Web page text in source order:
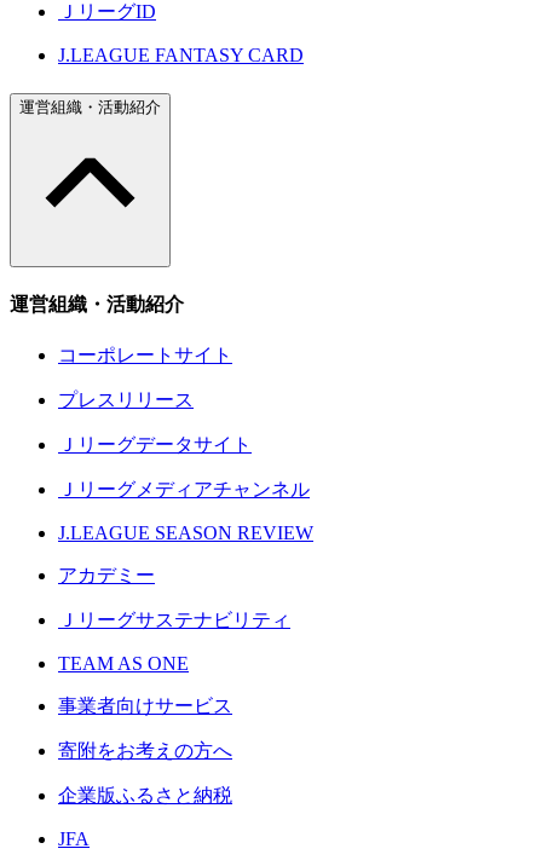
ＪリーグID
J.LEAGUE FANTASY CARD
運営組織・活動紹介
運営組織・活動紹介
コーポレートサイト
プレスリリース
Ｊリーグデータサイト
Ｊリーグメディアチャンネル
J.LEAGUE SEASON REVIEW
アカデミー
Ｊリーグサステナビリティ
TEAM AS ONE
事業者向けサービス
寄附をお考えの方へ
企業版ふるさと納税
JFA